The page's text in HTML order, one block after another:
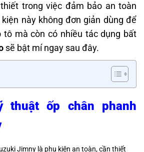
trong việc đảm bảo an toàn
này không đơn giản dùng để
mà còn có nhiều tác dụng bất
sẽ bật mí ngay sau đây.
thuật ốp chân phanh